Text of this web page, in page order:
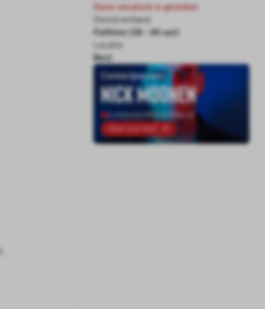
Deze vacature is gesloten
Dienstverband
Fulltime (38 - 40 uur)
Locatie
Best
Contactpersoon
Nick Moonen
n.moonen@onenine.nl
Meer over Nick